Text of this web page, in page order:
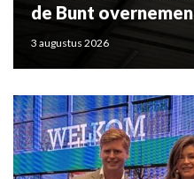
de Bunt overnemen
3 augustus 2026